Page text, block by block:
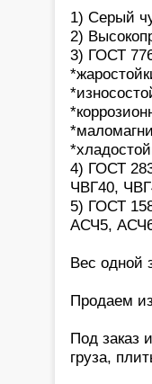
1) Серый
2)
3) ГОСТ
4) ГОСТ
ЧВГ40,
5) ГОСТ
АСЧ5,
Вес одной
Продаем
Под заказ
груза,